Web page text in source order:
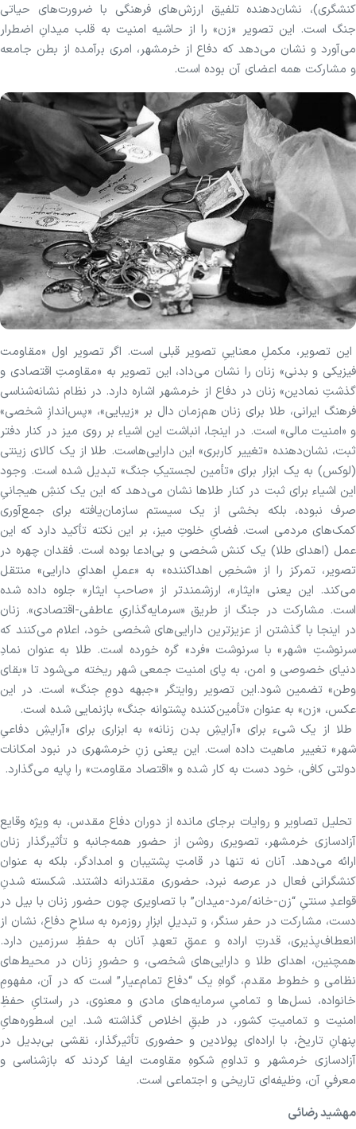
کنشگری)، نشان‌دهنده تلفیق ارزش‌های فرهنگی با ضرورت‌های حیاتی
جنگ است. این تصویر «زن» را از حاشیه امنیت به قلب میدانِ اضطرار
می‌آورد و نشان می‌دهد که دفاع از خرمشهر، امری برآمده از بطن جامعه
و مشارکت همه اعضای آن بوده است.
این تصویر، مکملِ معناییِ تصویر قبلی است. اگر تصویر اول «مقاومت
فیزیکی و بدنی» زنان را نشان می‌داد، این تصویر به «مقاومتِ اقتصادی و
گذشتِ نمادین» زنان در دفاع از خرمشهر اشاره دارد. در نظام نشانه‌شناسی
فرهنگ ایرانی، طلا برای زنان هم‌زمان دال بر «زیبایی»، «پس‌اندازِ شخصی»
و «امنیت مالی» است. در اینجا، انباشت این اشیاء بر روی میز در کنار دفتر
ثبت، نشان‌دهنده «تغییر کاربری» این دارایی‌هاست. طلا از یک کالای زینتی
(لوکس) به یک ابزار برای «تأمین لجستیکِ جنگ» تبدیل شده است. وجود
این اشیاء برای ثبت در کنار طلاها نشان می‌دهد که این یک کنشِ هیجانیِ
صرف نبوده، بلکه بخشی از یک سیستم سازمان‌یافته برای جمع‌آوری
کمک‌های مردمی است. فضایِ خلوتِ میز، بر این نکته تأکید دارد که این
عمل (اهدای طلا) یک کنش شخصی و بی‌ادعا بوده است. فقدان چهره در
تصویر، تمرکز را از «شخصِ اهداکننده» به «عملِ اهدایِ دارایی» منتقل
می‌کند. این یعنی «ایثار»، ارزشمندتر از «صاحبِ ایثار» جلوه داده شده
است. مشارکت در جنگ از طریق «سرمایه‌گذاریِ عاطفی-اقتصادی». زنان
در اینجا با گذشتن از عزیزترین دارایی‌های شخصی خود، اعلام می‌کنند که
سرنوشتِ «شهر» با سرنوشت «فرد» گره خورده است. طلا به عنوان نمادِ
دنیای خصوصی و امن، به پای امنیت جمعی شهر ریخته می‌شود تا «بقای
وطن» تضمین شود.این تصویر روایتگر «جبهه دومِ جنگ» است. در این
عکس، «زن» به عنوان «تأمین‌کننده پشتوانه جنگ» بازنمایی شده است.
طلا از یک شیء برای «آرایشِ بدن زنانه» به ابزاری برای «آرایشِ دفاعیِ
شهر» تغییر ماهیت داده است. این یعنی زنِ خرمشهری در نبود امکانات
دولتی کافی، خود دست به کار شده و «اقتصاد مقاومت» را پایه می‌گذارد.
تحلیل تصاویر و روایات برجای مانده از دوران دفاع مقدس، به ویژه وقایع
آزادسازی خرمشهر، تصویری روشن از حضور همه‌جانبه و تأثیرگذار زنان
ارائه می‌دهد. آنان نه تنها در قامتِ پشتیبان و امدادگر، بلکه به عنوان
کنشگرانی فعال در عرصه نبرد، حضوری مقتدرانه داشتند. شکسته شدنِ
قواعدِ سنتیِ “زن-خانه/مرد-میدان” با تصاویری چون حضور زنان با بیل در
دست، مشارکت در حفر سنگر، و تبدیلِ ابزارِ روزمره به سلاحِ دفاع، نشان از
انعطاف‌پذیری، قدرتِ اراده و عمقِ تعهدِ آنان به حفظِ سرزمین دارد.
همچنین، اهدای طلا و دارایی‌های شخصی، و حضورِ زنان در محیط‌های
نظامی و خطوط مقدم، گواهِ یک “دفاع تمام‌عیار” است که در آن، مفهومِ
خانواده، نسل‌ها و تمامیِ سرمایه‌های مادی و معنوی، در راستایِ حفظِ
امنیت و تمامیتِ کشور، در طبقِ اخلاص گذاشته شد. این اسطوره‌هایِ
پنهانِ تاریخ، با اراده‌ای پولادین و حضوری تأثیرگذار، نقشی بی‌بدیل در
آزادسازی خرمشهر و تداومِ شکوهِ مقاومت ایفا کردند که بازشناسی و
معرفیِ آن، وظیفه‌ای تاریخی و اجتماعی است.
مهشید رضائی